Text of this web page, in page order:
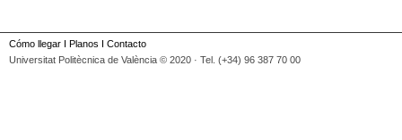
Cómo llegar I Planos I Contacto
Universitat Politècnica de València © 2020 · Tel. (+34) 96 387 70 00